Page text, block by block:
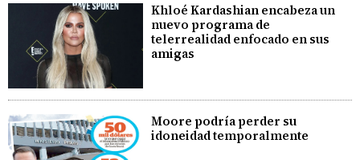
Khloé Kardashian encabeza un
nuevo programa de
telerrealidad enfocado en sus
amigas
Moore podría perder su
idoneidad temporalmente